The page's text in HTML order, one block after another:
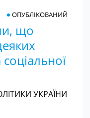
що
соціальної
ОПУБЛІКОВАНИЙ
УКРАЇНИ